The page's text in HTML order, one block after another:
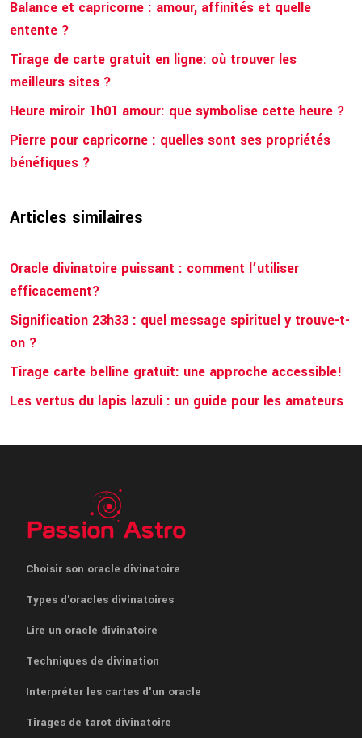
Balance et capricorne : amour, affinités et quelle
entente ?
Tirage de carte gratuit en ligne: où trouver les
meilleurs sites ?
Heure miroir 1h01 amour: que symbolise cette heure ?
Pierre pour capricorne : quelles sont ses propriétés
bénéfiques ?
Articles similaires
Oracle divinatoire puissant : comment l’utiliser
efficacement?
Signification 23h33 : quel message spirituel y trouve-t-
on ?
Tirage carte belline gratuit: une approche accessible!
Les vertus du lapis lazuli : un guide pour les amateurs
Choisir son oracle divinatoire
Types d'oracles divinatoires
Lire un oracle divinatoire
Techniques de divination
Interpréter les cartes d'un oracle
Tirages de tarot divinatoire